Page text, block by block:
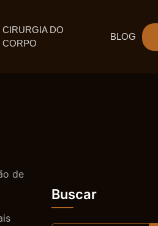
CIRURGIA DO
CORPO
BLOG
de
Buscar